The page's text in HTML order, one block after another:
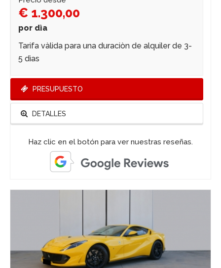
€ 1.300,00
por dìa
Tarifa vàlida para una duraciòn de alquiler de 3-
5 dìas
PRESUPUESTO
DETALLES
Haz clic en el botón para ver nuestras reseñas.